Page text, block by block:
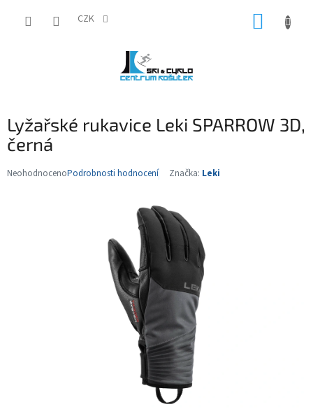
CZK
Lyžařské rukavice Leki SPARROW 3D,
černá
Průměrné
NeohodnocenoPodrobnosti hodnocení Značka: Leki